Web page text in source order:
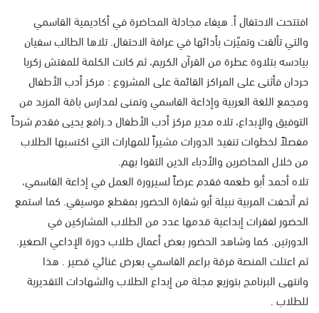
افتتحت الاحتفال أ. هيفاء مجادلة المحاضرة في أكاديمية القاسمي
والتي تألقت وتميّزت بأدائها في عرافة الاحتفال. تلاها الطالب سفيان
بيادسه بتلاوة عطرة من القرآن الكريم، ثم كانت الكلمة للمفتش زكريا
حردان فأثنى على المراكز القائمة على المشروع : مركز أدب الأطفال
ومجمع اللغة العربية وإذاعة القاسمي وتمنى لمدارس باقة المزيد من
التوفيق والإبداع، تلاه مدير مركز أدب الأطفال د.رافع يحيى فقدم شرحاً
مفصلاً لخطوات تنفيذ الدورات مشيراً للمهارات التي اكتسبها الطلاب
من خلال المحاضرين والأدباء الذين التقوا بهم.
تلاه أحمد أبو طعمه فقدم عرضاً لسيرورة العمل في إذاعة القاسمي،
ثم أتحفت المربية نبيلة أبو شقارة الحضور بمقطع موسيقي. كما استمع
الحضور لفقرات إبداعية قدمها عدد من الطلاب المشاركين في
الدورتين. كما وشاهد الحضور بعض أعمال طلاب دورة الإذاعي الصغير.
ثم اعتلت المنصة فرقة براعم القاسمي بعرض غنائي قصير . هذا
وانتهى البرنامج بتوزيع مجلة من إبداع الطلاب والشهادات التقديرية
للطلاب .